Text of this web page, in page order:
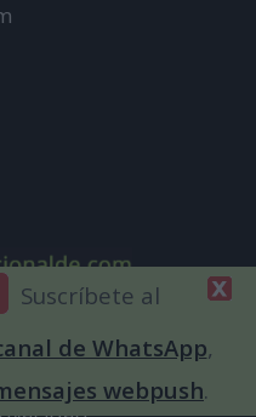
Suscríbete al
de WhatsApp,
webpush.